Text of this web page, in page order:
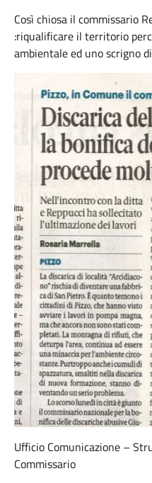
Così chiosa il commissario
:riqualificare il territorio
ambientale ed uno scrigno
Ufficio Comunicazione –
Commissario